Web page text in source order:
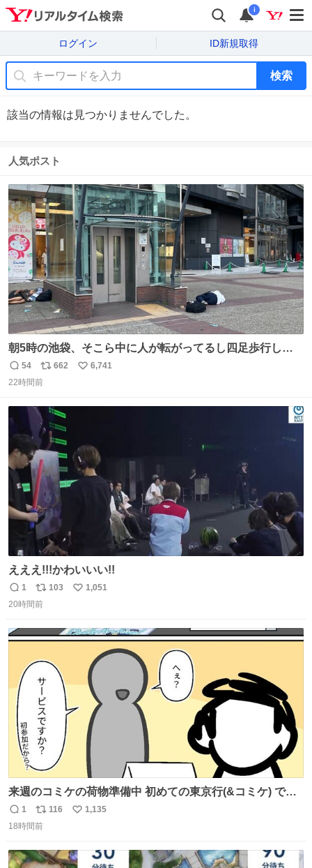
i
ログイン ID新規取得
検索
該当の情報は見つかりませんでした。
人気ポスト
朝5時の池袋、そこら中に人が転がってるし四足歩行して
る人もいるしで良い街だ
返
信
54
リ
ポ
ト
数
662
い
6,741
22時間前
えええ!!!かわいいい!!
返
信
1
リ
ポ
ト
103
い
数
1,051
20時間前
来週のコミケの荷物準備中 初めての東京行(&コミケ) です
#C108
返
信
1
リ
ポ
ト
116
い
数
1,135
18時間前